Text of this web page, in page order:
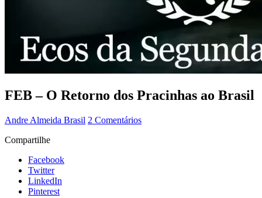
FEB – O Retorno dos Pracinhas ao Brasil
Andre Almeida Brasil 2 Comentários
Compartilhe
Facebook
Twitter
LinkedIn
Pinterest